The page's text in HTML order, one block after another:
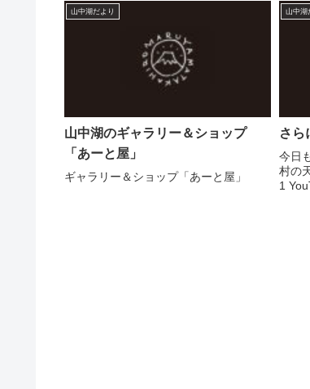
もの
況は
で、
山中湖だより
山中湖のギャラリー＆ショップ
「あーと屋」
ギャラリー＆ショップ「あーと屋」
山中湖
さら
今日
村の
1